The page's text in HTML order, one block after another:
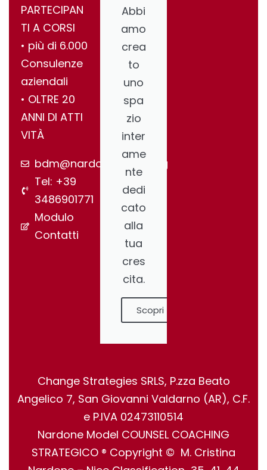
PARTECIPAN
TI A CORSI
•⁠ ⁠più di 6.000
Consulenze
aziendali
•⁠ ⁠OLTRE 20
ANNI DI ATTI
VITÀ
bdm@nardonegroup.org
Tel: +39
3486901771
Modulo
Contatti
Abbi
amo
crea
to
uno
spa
zio
inter
ame
nte
dedi
cato
alla
tua
cres
cita.
Scopri
Change Strategies SRLS, P.zza Beato
Angelico 7, San Giovanni Valdarno (AR), C.F.
e P.IVA 02473110514
Nardone Model COUNSEL COACHING
STRATEGICO ® Copyright © M. Cristina